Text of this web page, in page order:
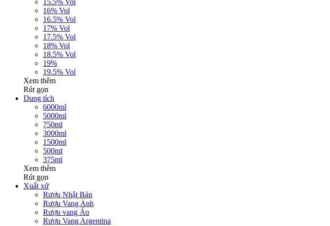
15.5% Vol
16% Vol
16.5% Vol
17% Vol
17.5% Vol
18% Vol
18.5% Vol
19%
19.5% Vol
Xem thêm
Rút gọn
Dung tích
6000ml
5000ml
750ml
3000ml
1500ml
500ml
375ml
Xem thêm
Rút gọn
Xuất xứ
Rượu Nhật Bản
Rượu Vang Anh
Rượu vang Áo
Rượu Vang Argentina